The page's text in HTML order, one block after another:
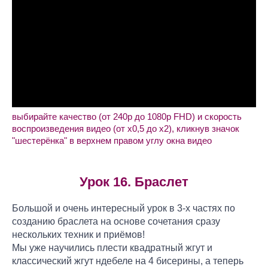
выбирайте качество (от 240p до 1080p FHD) и скорость
воспроизведения видео (от х0,5 до х2), кликнув значок
"шестерёнка" в верхнем правом углу окна видео
Урок 16. Браслет
Большой и очень интересный урок в 3-х частях по
созданию браслета на основе сочетания сразу
нескольких техник и приёмов!
Мы уже научились плести квадратный жгут и
классический жгут ндебеле на 4 бисерины, а теперь